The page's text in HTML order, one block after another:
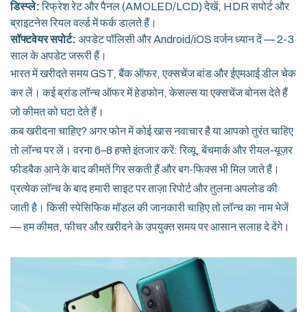
डिस्प्ले:रिफ्रेश रेट और पैनल (AMOLED/LCD) देखें; HDR सपोर्ट और
ब्राइटनेस रियल वर्ल्ड में फर्क डालते हैं।
सॉफ्टवेयर सपोर्ट: अपडेट पॉलिसी और Android/iOS वर्जन ध्यान दें — 2-3
साल के अपडेट जरूरी हैं।
भारत में खरीदते समय GST, बैंक ऑफर, एक्सचेंज बांड और ईएमआई डील चेक
कर लें। कई ब्रांड लॉन्च ऑफर में हेडफोन, केसल्स या एक्सचेंज बोनस देते हैं
जो कीमत को घटा देते हैं।
कब खरीदना चाहिए? अगर फोन में कोई खास नवाचार है या आपको तुरंत चाहिए
तो लॉन्च पर लें। वरना 6–8 हफ्ते इंतजार करें: रिव्यू, बेंचमार्क और रीयल-यूज़र
फीडबैक आने के बाद कीमतें गिर सकती हैं और बग-फिक्स भी मिल जाते हैं।
प्रत्येक लॉन्च के बाद हमारी साइट पर ताज़ा रिपोर्ट और तुलना अपलोड की
जाती है। किसी स्पेसिफिक मॉडल की जानकारी चाहिए तो लॉन्च का नाम भेजें
— हम कीमत, फीचर और खरीदने के उपयुक्त समय पर आसान सलाह दे देंगे।